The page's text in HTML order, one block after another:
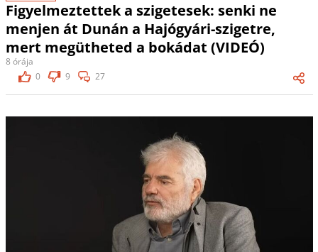
Figyelmeztettek a szigetesek: senki ne
menjen át Dunán a Hajógyári-szigetre,
mert megütheted a bokádat (VIDEÓ)
8 órája
0
9 27